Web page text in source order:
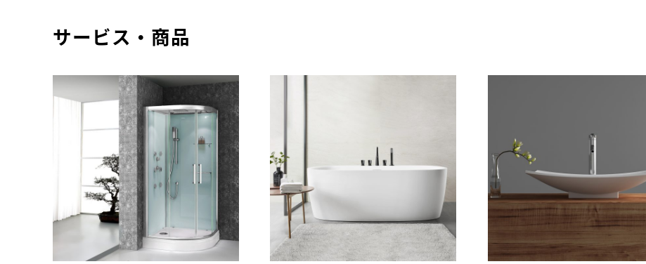
サービス・商品